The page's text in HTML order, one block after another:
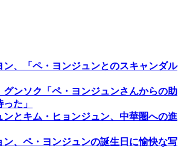
ン、「ペ・ヨンジュンとのスキャンダル
グンソク「ペ・ヨンジュンさんからの助
た」
ンとキム・ヒョンジュン、中華圏への進
ン、ペ・ヨンジュンの誕生日に愉快な写